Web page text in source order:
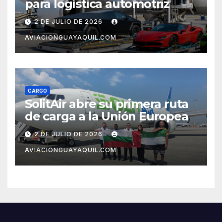
para logística automotriz
2 DE JULIO DE 2026
AVIACIONGUAYAQUIL.COM
CARGO
SolitAir abre su primera ruta
de carga a la Unión Europea
2 DE JULIO DE 2026
AVIACIONGUAYAQUIL.COM